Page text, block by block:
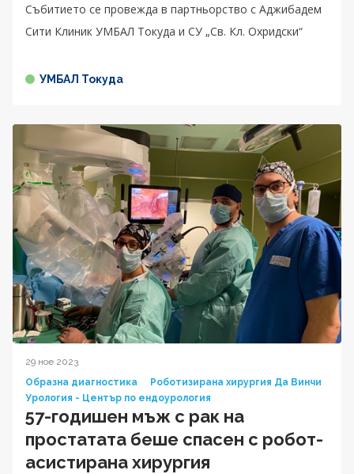
Събитието се провежда в партньорство с Аджибадем
Сити Клиник УМБАЛ Токуда и СУ „Св. Кл. Охридски“
УМБАЛ Токуда
29 ное 2023
Образна диагностика
Роботизирана хирургия Да Винчи
Урология - Център по ендоурология
57-годишен мъж с рак на
простатата беше спасен с робот-
асистирана хирургия